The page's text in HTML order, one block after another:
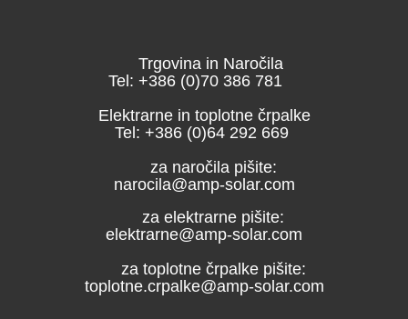
Trgovina in Naročila
Tel: +386 (0)70 386 781
Elektrarne in toplotne črpalke
Tel: +386 (0)64 292 669
za naročila pišite:
narocila@amp-solar.com
za elektrarne pišite:
elektrarne@amp-solar.com
za toplotne črpalke pišite:
toplotne.crpalke@amp-solar.com